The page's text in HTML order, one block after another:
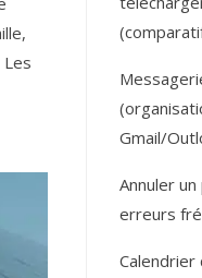
Gmail/
Annuler
erreurs
Calendrier